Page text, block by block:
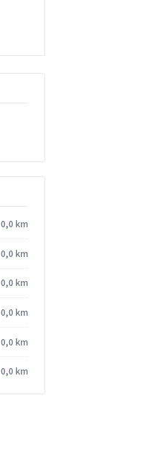
0,0 km
0,0 km
0,0 km
0,0 km
0,0 km
0,0 km